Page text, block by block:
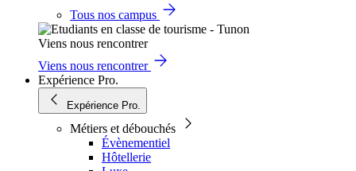
Tous nos campus
Viens nous rencontrer
Viens nous rencontrer
Expérience Pro.
Expérience Pro.
Métiers et débouchés
Évènementiel
Hôtellerie